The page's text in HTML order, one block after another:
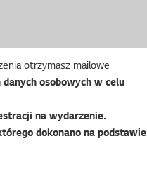
otrzymasz mailowe
osobowych w celu
na wydarzenie.
dokonano na podstawie